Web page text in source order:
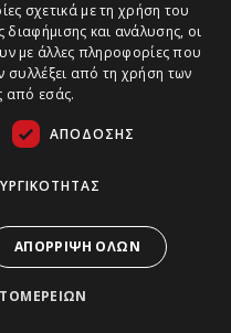
σχετικά με τη χρήση του
και ανάλυσης, οι
με άλλες πληροφορίες που
από τη χρήση των
από εσάς.
ΑΠΌΔΟΣΗΣ
ΑΠΌΡΡΙΨΗ ΌΛΩΝ